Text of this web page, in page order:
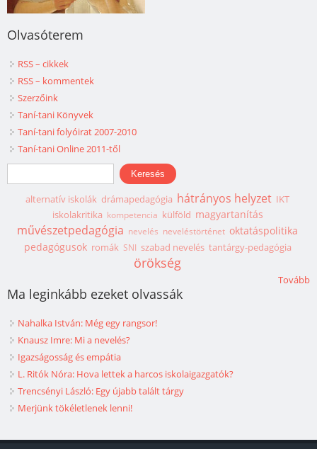
Olvasóterem
RSS – cikkek
RSS – kommentek
Szerzőink
Taní-tani Könyvek
Taní-tani folyóirat 2007-2010
Taní-tani Online 2011-től
Keresés űrlap
Keresés
alternatív iskolák drámapedagógia hátrányos helyzet IKT
iskolakritika kompetencia külföld magyartanítás
művészetpedagógia nevelés neveléstörténet oktatáspolitika
pedagógusok romák SNI szabad nevelés tantárgy-pedagógia
örökség
Tovább
Ma leginkább ezeket olvassák
Nahalka István: Még egy rangsor!
Knausz Imre: Mi a nevelés?
Igazságosság és empátia
L. Ritók Nóra: Hova lettek a harcos iskolaigazgatók?
Trencsényi László: Egy újabb talált tárgy
Merjünk tökéletlenek lenni!